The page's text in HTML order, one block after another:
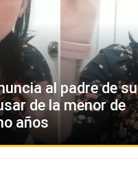
al padre de su
de la menor de
años